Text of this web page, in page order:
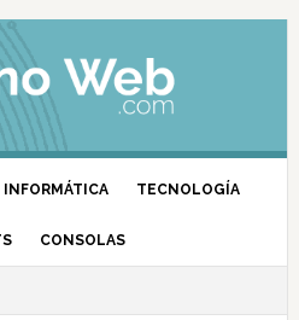
INFORMÁTICA TECNOLOGÍA
CONSOLAS